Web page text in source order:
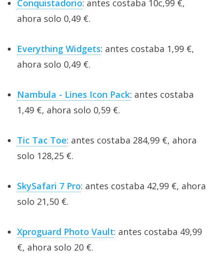
Conquistadorio: antes costaba 10c,99 €,
ahora solo 0,49 €.
Everything Widgets: antes costaba 1,99 €,
ahora solo 0,49 €.
Nambula - Lines Icon Pack: antes costaba
1,49 €, ahora solo 0,59 €.
Tic Tac Toe: antes costaba 284,99 €, ahora
solo 128,25 €.
SkySafari 7 Pro: antes costaba 42,99 €, ahora
solo 21,50 €.
Xproguard Photo Vault: antes costaba 49,99
€, ahora solo 20 €.